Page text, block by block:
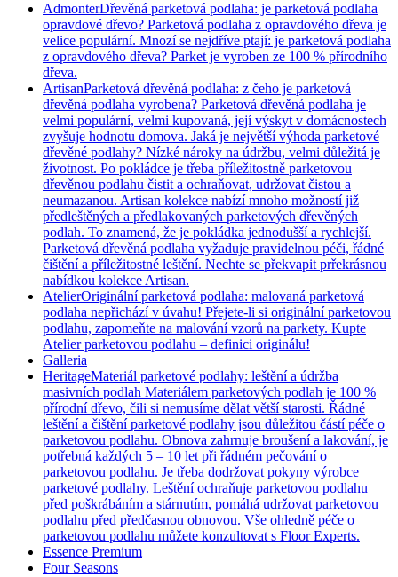
AdmonterDřevěná parketová podlaha: je parketová podlaha
opravdové dřevo? Parketová podlaha z opravdového dřeva je
velice populární. Mnozí se nejdříve ptají: je parketová podlaha
z opravdového dřeva? Parket je vyroben ze 100 % přírodního
dřeva.
ArtisanParketová dřevěná podlaha: z čeho je parketová
dřevěná podlaha vyrobena? Parketová dřevěná podlaha je
velmi populární, velmi kupovaná, její výskyt v domácnostech
zvyšuje hodnotu domova. Jaká je největší výhoda parketové
dřevěné podlahy? Nízké nároky na údržbu, velmi důležitá je
životnost. Po pokládce je třeba příležitostně parketovou
dřevěnou podlahu čistit a ochraňovat, udržovat čistou a
neumazanou. Artisan kolekce nabízí mnoho možností již
předleštěných a předlakovaných parketových dřevěných
podlah. To znamená, že je pokládka jednodušší a rychlejší.
Parketová dřevěná podlaha vyžaduje pravidelnou péči, řádné
čištění a příležitostné leštění. Nechte se překvapit prřekrásnou
nabídkou kolekce Artisan.
AtelierOriginální parketová podlaha: malovaná parketová
podlaha nepřichází v úvahu! Přejete-li si originální parketovou
podlahu, zapomeňte na malování vzorů na parkety. Kupte
Atelier parketovou podlahu – definici originálu!
Galleria
HeritageMateriál parketové podlahy: leštění a údržba
masivních podlah Materiálem parketových podlah je 100 %
přírodní dřevo, čili si nemusíme dělat větší starosti. Řádné
leštění a čištění parketové podlahy jsou důležitou částí péče o
parketovou podlahu. Obnova zahrnuje broušení a lakování, je
potřebná každých 5 – 10 let při řádném pečování o
parketovou podlahu. Je třeba dodržovat pokyny výrobce
parketové podlahy. Leštění ochraňuje parketovou podlahu
před poškrábáním a stárnutím, pomáhá udržovat parketovou
podlahu před předčasnou obnovou. Vše ohledně péče o
parketovou podlahu můžete konzultovat s Floor Experts.
Essence Premium
Four Seasons